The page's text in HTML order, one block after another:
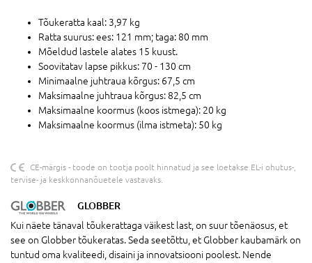
Tõukeratta kaal: 3,97 kg
Ratta suurus: ees: 121 mm; taga: 80 mm
Mõeldud lastele alates 15 kuust.
Soovitatav lapse pikkus: 70 - 130 cm
Minimaalne juhtraua kõrgus: 67,5 cm
Maksimaalne juhtraua kõrgus: 82,5 cm
Maksimaalne koormus (koos istmega): 20 kg
Maksimaalne koormus (ilma istmeta): 50 kg
CE-märgis - toode on tootja poolt hinnatud ja see loetakse EL-i ohutus-,
tervise- ja keskkonnanõuetele vastavaks.
GLOBBER
Kui näete tänaval tõukerattaga väikest last, on suur tõenäosus, et
see on Globber tõukeratas. Seda seetõttu, et Globber kaubamärk on
tuntud oma kvaliteedi, disaini ja innovatsiooni poolest. Nende